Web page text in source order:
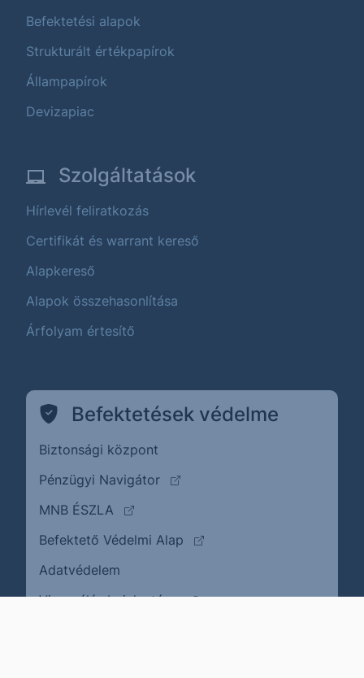
Befektetési alapok
Strukturált értékpapírok
Állampapírok
Devizapiac
Szolgáltatások
Hírlevél feliratkozás
Certifikát és warrant kereső
Alapkereső
Alapok összehasonlítása
Árfolyam értesítő
Befektetések védelme
Biztonsági központ
Pénzügyi Navigátor
(külső oldalra ugrik)
MNB ÉSZLA
(külső oldalra ugrik)
Befektető Védelmi Alap
(külső oldalra ugrik)
Adatvédelem
Visszaélés bejelentése(külső oldalra ugrik)